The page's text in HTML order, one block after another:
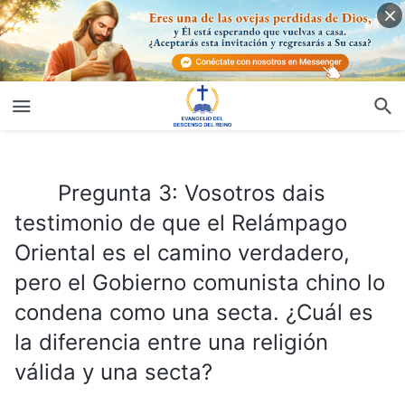
Pregunta 3: Vosotros dais
testimonio de que el Relámpago
Oriental es el camino verdadero,
pero el Gobierno comunista chino lo
condena como una secta. ¿Cuál es
la diferencia entre una religión
válida y una secta?